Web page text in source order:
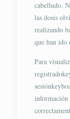
cabelludo.
las dosis
realizando
que han ido
Para
información